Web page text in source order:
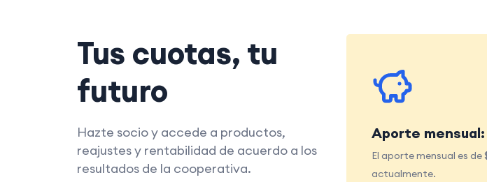
Tus cuotas, tu
futuro
Hazte socio y accede a productos,
reajustes y rentabilidad de acuerdo a los
resultados de la cooperativa.
Aporte
El aporte mensual es de
actualmente.